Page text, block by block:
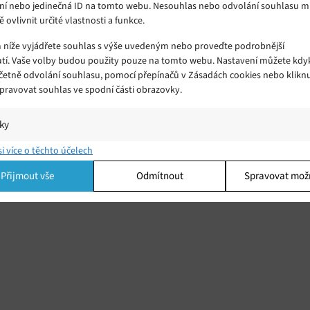
nebo jedinečná ID na tomto webu. Nesouhlas nebo odvolání souhlasu
ovlivnit určité vlastnosti a funkce.
vyjádřete souhlas s výše uvedeným nebo proveďte podrobnější
Vaše volby budou použity pouze na tomto webu. Nastavení můžete
odvolání souhlasu, pomocí přepínačů v Zásadách cookies nebo
souhlas ve spodní části obrazovky.
a/nebo přístup k informacím v zařízení, Porozumění publiku
kombinací údajů z různých zdrojů.
více o těchto účelech
Přijmout vše Odmítnout Spravovat